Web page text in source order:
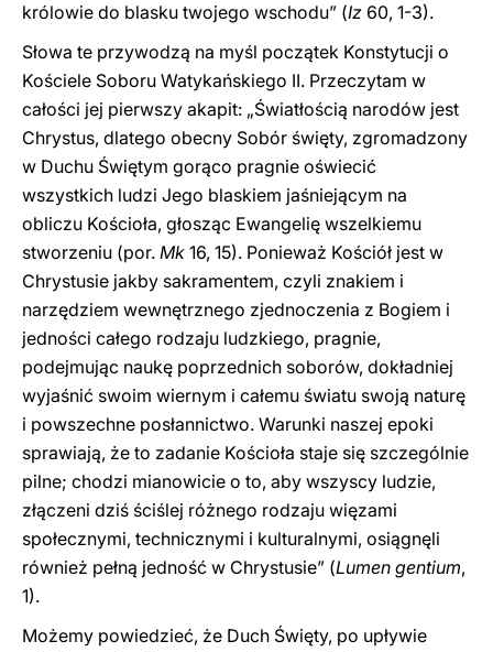
królowie do blasku twojego wschodu” (Iz 60, 1-3).
Słowa te przywodzą na myśl początek Konstytucji o
Kościele Soboru Watykańskiego II. Przeczytam w
całości jej pierwszy akapit: „Światłością narodów jest
Chrystus, dlatego obecny Sobór święty, zgromadzony
w Duchu Świętym gorąco pragnie oświecić
wszystkich ludzi Jego blaskiem jaśniejącym na
obliczu Kościoła, głosząc Ewangelię wszelkiemu
stworzeniu (por. Mk 16, 15). Ponieważ Kościół jest w
Chrystusie jakby sakramentem, czyli znakiem i
narzędziem wewnętrznego zjednoczenia z Bogiem i
jedności całego rodzaju ludzkiego, pragnie,
podejmując naukę poprzednich soborów, dokładniej
wyjaśnić swoim wiernym i całemu światu swoją naturę
i powszechne posłannictwo. Warunki naszej epoki
sprawiają, że to zadanie Kościoła staje się szczególnie
pilne; chodzi mianowicie o to, aby wszyscy ludzie,
złączeni dziś ściślej różnego rodzaju więzami
społecznymi, technicznymi i kulturalnymi, osiągnęli
również pełną jedność w Chrystusie” (Lumen gentium,
1).
Możemy powiedzieć, że Duch Święty, po upływie